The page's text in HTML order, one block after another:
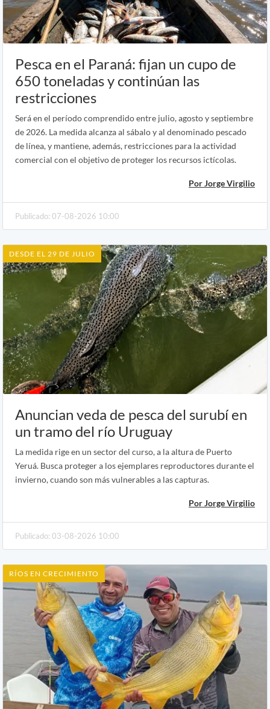
Pesca en el Paraná: fijan un cupo de
650 toneladas y continúan las
restricciones
Será en el período comprendido entre julio, agosto y septiembre
de 2026. La medida alcanza al sábalo y al denominado pescado
de línea, y mantiene, además, restricciones para la actividad
comercial con el objetivo de proteger los recursos ictícolas.
Por Jorge Virgilio
Publicado: 07-08-2026 10:00
DESDE EL 29 DE JULIO
Anuncian veda de pesca del surubí en
un tramo del río Uruguay
La medida rige en un sector del curso, a la altura de Puerto
Yeruá. Busca proteger a los ejemplares reproductores durante el
invierno, cuando son más vulnerables a las capturas.
Por Jorge Virgilio
Publicado: 03-08-2026 10:00
RÍOS EN CRECIMIENTO